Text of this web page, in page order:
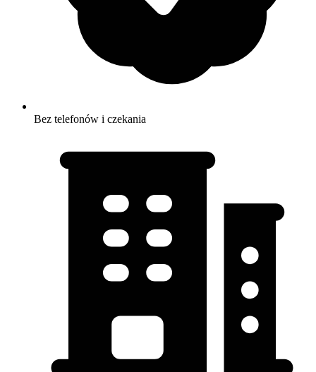
Bez telefonów i czekania